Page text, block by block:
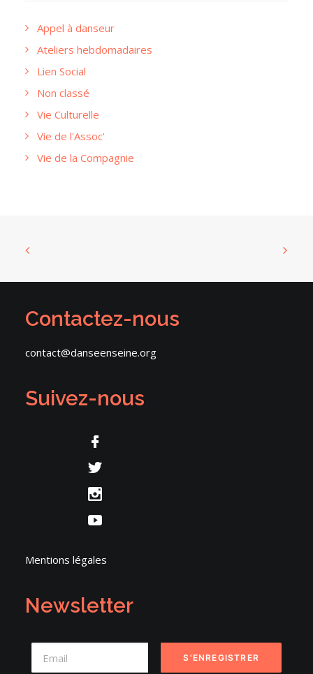
Appel à danseur
Ateliers hebdomadaires
Lien Social
Non classé
Vie Culturelle
Vie de l'Assoc'
Vie de la Compagnie
Contactez-nous
contact@danseenseine.org
Suivez-nous
Mentions légales
Newsletter